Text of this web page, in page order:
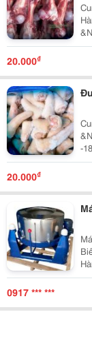
20.000₫
-
20.000₫
0917 *** ***